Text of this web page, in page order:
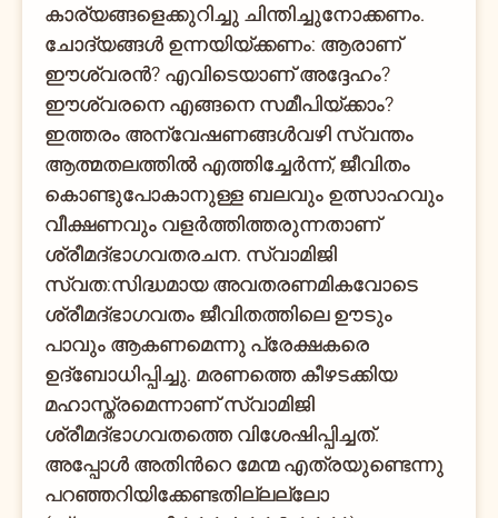
കാര്യങ്ങളെക്കുറിച്ചു ചിന്തിച്ചുനോക്കണം.
ചോദ്യങ്ങള്‍ ഉന്നയിയ്ക്കണം: ആരാണ്
ഈശ്വരന്‍? എവിടെയാണ് അദ്ദേഹം?
ഈശ്വരനെ എങ്ങനെ സമീപിയ്ക്കാം?
ഇത്തരം അന്വേഷണങ്ങള്‍വഴി സ്വന്തം
ആത്മതലത്തില്‍ എത്തിച്ചേര്‍ന്ന്, ജീവിതം
കൊണ്ടുപോകാനുള്ള ബലവും ഉത്സാഹവും
വീക്ഷണവും വളര്‍ത്തിത്തരുന്നതാണ്
ശ്രീമദ്ഭാഗവതരചന. സ്വാമിജി
സ്വത:സിദ്ധമായ അവതരണമികവോടെ
ശ്രീമദ്ഭാഗവതം ജീവിതത്തിലെ ഊടും
പാവും ആകണമെന്നു പ്രേക്ഷകരെ
ഉദ്ബോധിപ്പിച്ചു. മരണത്തെ കീഴടക്കിയ
മഹാസ്ത്രമെന്നാണ് സ്വാമിജി
ശ്രീമദ്ഭാഗവതത്തെ വിശേഷിപ്പിച്ചത്.
അപ്പോള്‍ അതിന്‍റെ മേന്മ എത്രയുണ്ടെന്നു
പറഞ്ഞറിയിക്കേണ്ടതില്ലല്ലോ